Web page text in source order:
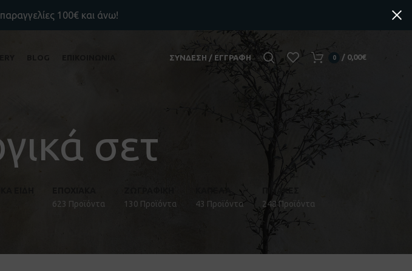
ΣΎΝΔΕΣΗ / ΕΓΓΡΑΦΉ 0 / 0,00€
σετ
623 Προϊόντα
130 Προϊόντα
43 Προϊόντα
ΠΊΝΑΚΕΣ
248 Προϊόντα
100€ και άνω!